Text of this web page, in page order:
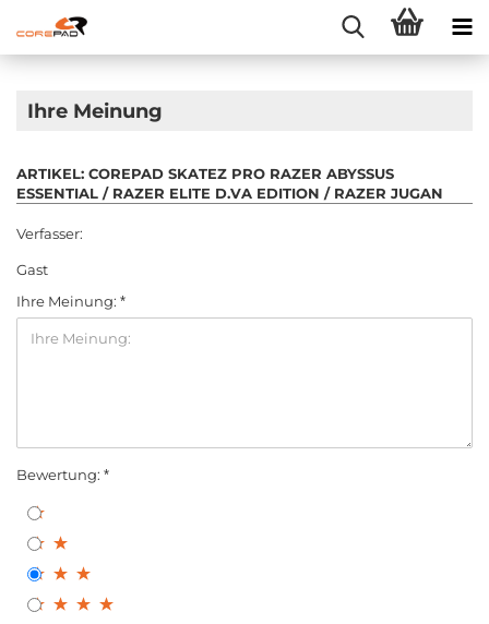
Ihre Meinung
ARTIKEL: COREPAD SKATEZ PRO RAZER ABYSSUS
ESSENTIAL / RAZER ELITE D.VA EDITION / RAZER JUGAN
Verfasser:
Gast
Ihre Meinung:
Bewertung: